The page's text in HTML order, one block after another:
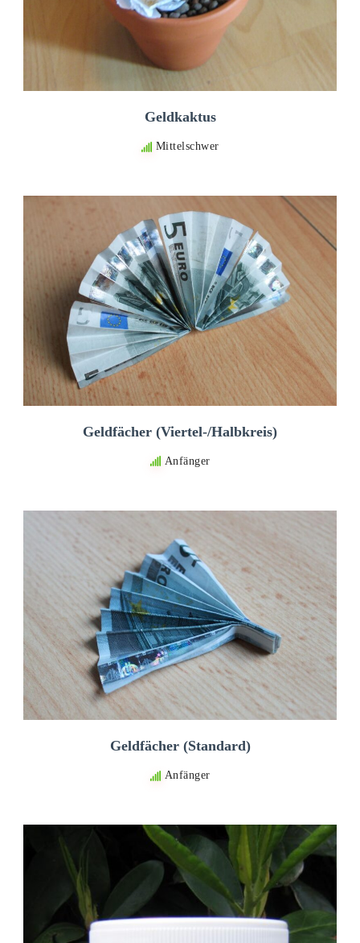
Geldkaktus
Mittelschwer
Geldfächer (Viertel-/Halbkreis)
Anfänger
Geldfächer (Standard)
Anfänger